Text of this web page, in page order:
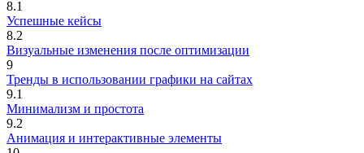
8.1
Успешные кейсы
8.2
Визуальные изменения после оптимизации
9
Тренды в использовании графики на сайтах
9.1
Минимализм и простота
9.2
Анимация и интерактивные элементы